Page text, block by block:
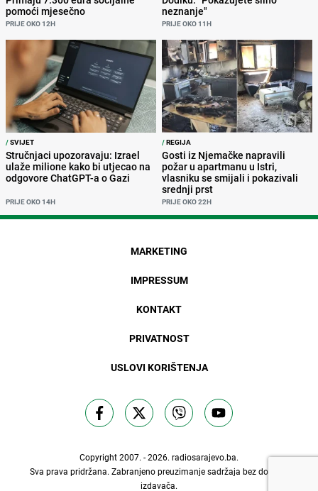
pomoći mjesečno
PRIJE OKO 12H
neznanje"
PRIJE OKO 11H
/SVIJET
Stručnjaci upozoravaju: Izrael
ulaže milione kako bi utjecao na
odgovore ChatGPT-a o Gazi
PRIJE OKO 14H
/REGIJA
Gosti iz Njemačke napravili
požar u apartmanu u Istri,
vlasniku se smijali i pokazivali
srednji prst
PRIJE OKO 22H
MARKETING
IMPRESSUM
KONTAKT
PRIVATNOST
USLOVI KORIŠTENJA
Copyright 2007. - 2026. radiosarajevo.ba.
Sva prava pridržana. Zabranjeno preuzimanje sadržaja bez dozvole
izdavača.